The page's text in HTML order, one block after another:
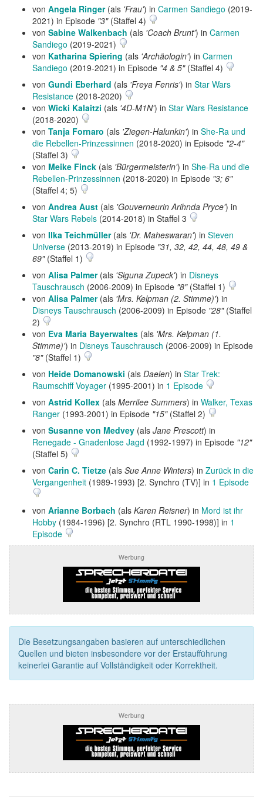
von Angela Ringer(als 'Frau') in Carmen Sandiego (2019-
2021) in Episode "3"(Staffel 4)
von Sabine Walkenbach (als 'Coach Brunt') in Carmen
Sandiego (2019-2021)
von Katharina Spiering (als 'Archäologin') in Carmen
Sandiego (2019-2021) in Episode "4 & 5"(Staffel 4)
von Gundi Eberhard (als 'Freya Fenris') in Star Wars
Resistance (2018-2020)
von Wicki Kalaitzi (als '4D-M1N') in Star Wars Resistance
(2018-2020)
von Tanja Fornaro (als 'Ziegen-Halunkin') in She-Ra und
die Rebellen-Prinzessinnen (2018-2020) in Episode "2-4"
(Staffel 3)
von Meike Finck (als 'Bürgermeisterin') in She-Ra und die
Rebellen-Prinzessinnen (2018-2020) in Episode "3; 6"
(Staffel 4; 5)
von Andrea Aust (als 'Gouverneurin Arihnda Pryce') in
Star Wars Rebels (2014-2018) in Staffel 3
von Ilka Teichmüller(als 'Dr. Maheswaran') in Steven
Universe (2013-2019) in Episode "31, 32, 42, 44, 48, 49 &
69"(Staffel 1)
von Alisa Palmer(als 'Siguna Zupeck') in Disneys
Tauschrausch (2006-2009) in Episode "8"(Staffel 1)
von Alisa Palmer(als 'Mrs. Kelpman (2. Stimme)') in
Disneys Tauschrausch (2006-2009) in Episode "28"(Staffel
2)
von Eva Maria Bayerwaltes (als 'Mrs. Kelpman (1.
Stimme)') in Disneys Tauschrausch (2006-2009) in Episode
"8"(Staffel 1)
von Heide Domanowski (als Daelen) in Star Trek:
Raumschiff Voyager (1995-2001) in 1 Episode
von Astrid Kollex (als Merrilee Summers) in Walker, Texas
Ranger (1993-2001) in Episode "15"(Staffel 2)
von Susanne von Medvey (als Jane Prescott) in
Renegade - Gnadenlose Jagd (1992-1997) in Episode "12"
(Staffel 5)
von Carin C. Tietze (als Sue Anne Winters) in Zurück in die
Vergangenheit (1989-1993) [2. Synchro (TV)] in 1 Episode
von Arianne Borbach (als Karen Reisner) in Mord ist ihr
Hobby (1984-1996) [2. Synchro (RTL 1990-1998)] in 1
Episode
Werbung
Die Besetzungsangaben basieren auf unterschiedlichen
Quellen und bieten insbesondere vor der Erstaufführung
keinerlei Garantie auf Vollständigkeit oder Korrektheit.
Werbung